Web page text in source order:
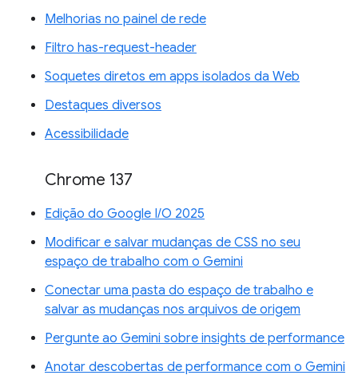
Melhorias no painel de rede
Filtro has-request-header
Soquetes diretos em apps isolados da Web
Destaques diversos
Acessibilidade
Chrome 137
Edição do Google I/O 2025
Modificar e salvar mudanças de CSS no seu
espaço de trabalho com o Gemini
Conectar uma pasta do espaço de trabalho e
salvar as mudanças nos arquivos de origem
Pergunte ao Gemini sobre insights de performance
Anotar descobertas de performance com o Gemini